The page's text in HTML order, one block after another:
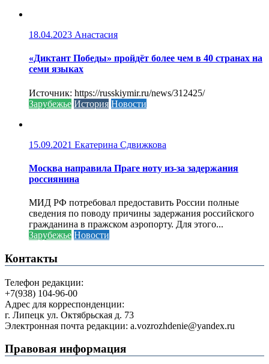
18.04.2023 Анастасия
«Диктант Победы» пройдёт более чем в 40 странах на
семи языках
Источник: https://russkiymir.ru/news/312425/
Зарубежье История Новости
15.09.2021 Екатерина Сдвижкова
Москва направила Праге ноту из-за задержания
россиянина
МИД РФ потребовал предоставить России полные
сведения по поводу причины задержания российского
гражданина в пражском аэропорту. Для этого...
Зарубежье Новости
Контакты
Телефон редакции:
+7(938) 104-96-00
Адрес для корреспонденции:
г. Липецк ул. Октябрьская д. 73
Электронная почта редакции: a.vozrozhdenie@yandex.ru
Правовая информация